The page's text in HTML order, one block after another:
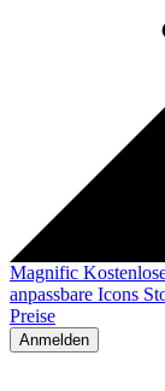
Magnific
anpassbare Icons
Preise
Anmelden